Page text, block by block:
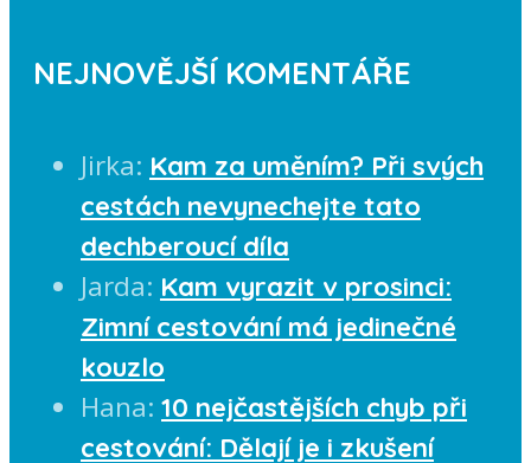
NEJNOVĚJŠÍ KOMENTÁŘE
Jirka: Kam za uměním? Při svých
cestách nevynechejte tato
dechberoucí díla
Jarda: Kam vyrazit v prosinci:
Zimní cestování má jedinečné
kouzlo
Hana: 10 nejčastějších chyb při
cestování: Dělají je i zkušení